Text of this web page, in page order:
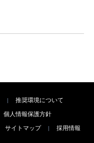
推奨環境について
個人情報保護方針
サイトマップ 採用情報